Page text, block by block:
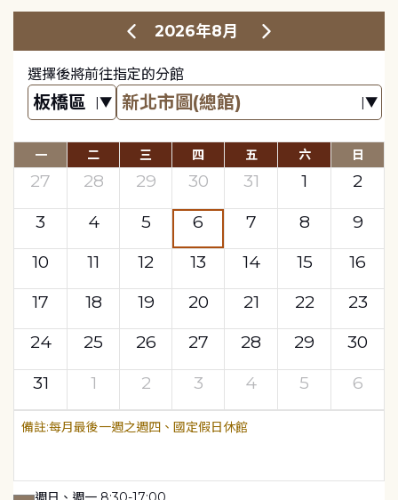
2026年8月
選擇後將前往指定的分館
一 二 三 四 五 六 日
27 28 29 30 31 1
2
3
4 5 6 7 8
9
10
11 12 13 14 15
16
17
18 19 20 21 22
23
24
25 26 27 28 29
30
31
1 2 3 4 5 6
每月最後一週之週四、國定假日休館